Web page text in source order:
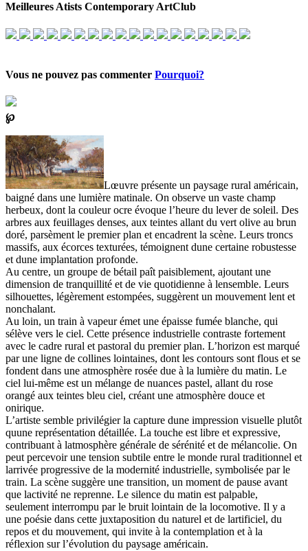
Meilleures Atists Contemporary ArtClub
Vous ne pouvez pas commenter Pourquoi?
℘
Lœuvre présente un paysage rural américain,
baigné dans une lumière matinale. On observe un vaste champ
herbeux, dont la couleur ocre évoque l’heure du lever de soleil. Des
arbres aux feuillages denses, aux teintes allant du vert olive au brun
doré, parsèment le premier plan et encadrent la scène. Leurs troncs
massifs, aux écorces texturées, témoignent dune certaine robustesse
et dune implantation profonde.
Au centre, un groupe de bétail paît paisiblement, ajoutant une
dimension de tranquillité et de vie quotidienne à lensemble. Leurs
silhouettes, légèrement estompées, suggèrent un mouvement lent et
nonchalant.
Au loin, un train à vapeur émet une épaisse fumée blanche, qui
sélève vers le ciel. Cette présence industrielle contraste fortement
avec le cadre rural et pastoral du premier plan. L’horizon est marqué
par une ligne de collines lointaines, dont les contours sont flous et se
fondent dans une atmosphère rosée due à la lumière du matin. Le
ciel lui-même est un mélange de nuances pastel, allant du rose
orangé aux teintes bleu ciel, créant une atmosphère douce et
onirique.
L’artiste semble privilégier la capture dune impression visuelle plutôt
quune représentation détaillée. La touche est libre et expressive,
contribuant à latmosphère générale de sérénité et de mélancolie. On
peut percevoir une tension subtile entre le monde rural traditionnel et
larrivée progressive de la modernité industrielle, symbolisée par le
train. La scène suggère une transition, un moment de pause avant
que lactivité ne reprenne. Le silence du matin est palpable,
seulement interrompu par le bruit lointain de la locomotive. Il y a
une poésie dans cette juxtaposition du naturel et de lartificiel, du
repos et du mouvement, qui invite à la contemplation et à la
réflexion sur l’évolution du paysage américain.